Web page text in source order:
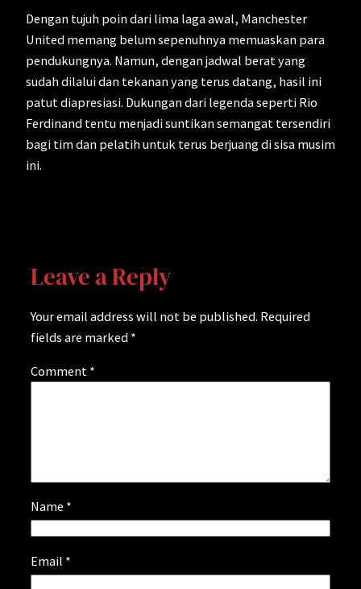
Dengan tujuh poin dari lima laga awal, Manchester
United memang belum sepenuhnya memuaskan para
pendukungnya. Namun, dengan jadwal berat yang
sudah dilalui dan tekanan yang terus datang, hasil ini
patut diapresiasi. Dukungan dari legenda seperti Rio
Ferdinand tentu menjadi suntikan semangat tersendiri
bagi tim dan pelatih untuk terus berjuang di sisa musim
ini.
Leave a Reply
Your email address will not be published. Required
fields are marked *
Comment *
Name *
Email *